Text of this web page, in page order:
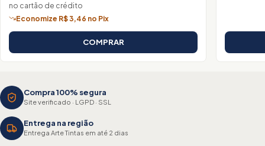
no cartão de crédito
Economize R$ 3,46 no Pix
COMPRAR
Compra 100% segura
Site verificado · LGPD · SSL
Entrega na região
Entrega Arte Tintas em até 2 dias